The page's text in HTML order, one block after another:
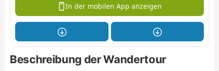
In der mobilen App anzeigen
Beschreibung der Wandertour